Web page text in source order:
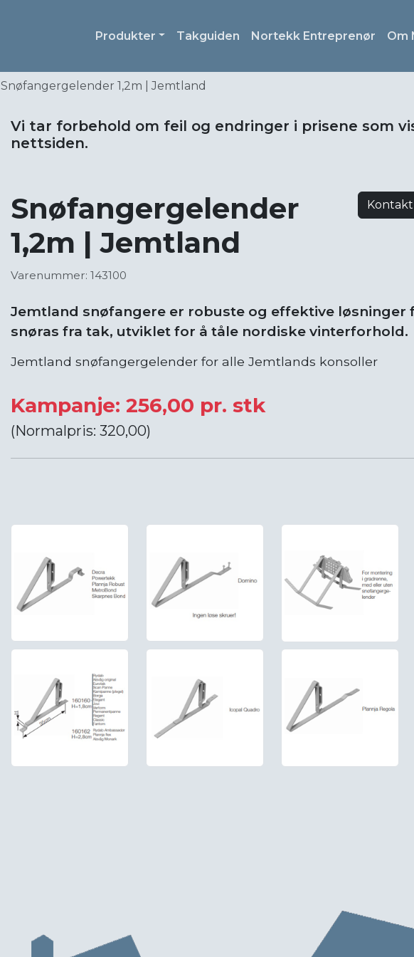
Produkter Takguiden Nortekk Entreprenør Om
Snøfangergelender 1,2m | Jemtland
Vi tar forbehold om feil og endringer i prisene som
nettsiden.
Snøfangergelender
1,2m | Jemtland
Varenummer: 143100
Jemtland snøfangere er robuste og effektive løsninger
snøras fra tak, utviklet for å tåle nordiske vinterforhold.
Jemtland snøfangergelender for alle Jemtlands konsoller
Kampanje: 256,00 pr. stk
(Normalpris: 320,00)